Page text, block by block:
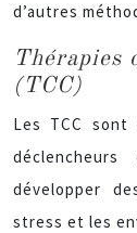
d’autres
Thérapies
(TCC)
Les TCC
développer
stress et les